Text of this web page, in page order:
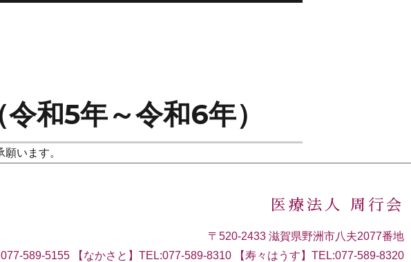
和5年～令和6年）
います。
医療法人 周行会
〒520-2433 滋賀県野洲市八夫2077番地
589-5155 【なかさと】TEL:077-589-8310 【寿々はうす】TEL:077-589-8320